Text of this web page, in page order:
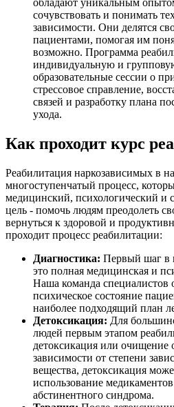
обладают уникальным
сочувствовать и понимать
зависимости. Они делятся
пациентами, помогая им
возможно. Программа
индивидуальную и
образовательные сессии о
стрессовое справление,
связей и разработку плана
ухода.
Как проходит курс
Реабилитация наркозависимых в
многоступенчатый процесс,
медицинский, психологический и
цель - помочь людям преодолеть
вернуться к здоровой и
проходит процесс реабилитации:
Диагностика: Первый шаг в
это полная медицинская и
Наша команда специалистов
психическое состояние
наиболее подходящий план
Детоксикация: Для
людей первым этапом
детоксикация или очищение
зависимости от степени
вещества, детоксикация
использование
абстинентного синдрома.